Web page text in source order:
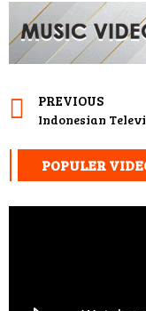
PREVIOUS
POPULER